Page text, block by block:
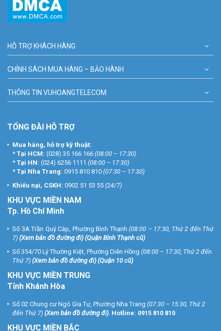
HỖ TRỢ KHÁCH HÀNG
CHÍNH SÁCH MUA HÀNG – BẢO HÀNH
THÔNG TIN VUHOANGTELECOM
TỔNG ĐÀI HỖ TRỢ
Mua hàng, hỗ trợ kỹ thuật:
* Tại HCM: (028) 35 166 166 (08:00 – 17:30)
* Tại HN: (024) 6256 1111 (08:00 – 17:30)
* Tại Nha Trang: 0915 810 810 (07:30 – 17:30)
Khiếu nại, CSKH: 0902 51 53 55 (24/7)
KHU VỰC MIỀN NAM
Tp. Hồ Chí Minh
Số 3A Trần Quý Cáp, Phường Bình Thạnh (08:00 – 17:30, Thứ 2 đến Thứ
7) (Xem bản đồ đường đi) (Quận Bình Thạnh cũ)
Số 354/70 Lý Thường Kiệt, Phường Diên Hồng (08:00 – 17:30, Thứ 2 đến
Thứ 7) (Xem bản đồ đường đi) (Quận 10 cũ)
KHU VỰC MIỀN TRUNG
Tỉnh Khánh Hòa
Số 02 Chung cư Ngô Gia Tự, Phường Nha Trang (07:30 – 15:30, Thứ 2
đến Thứ 7) (Xem bản đồ đường đi). Hotline: 0915 810 810
KHU VỰC MIỀN BẮC